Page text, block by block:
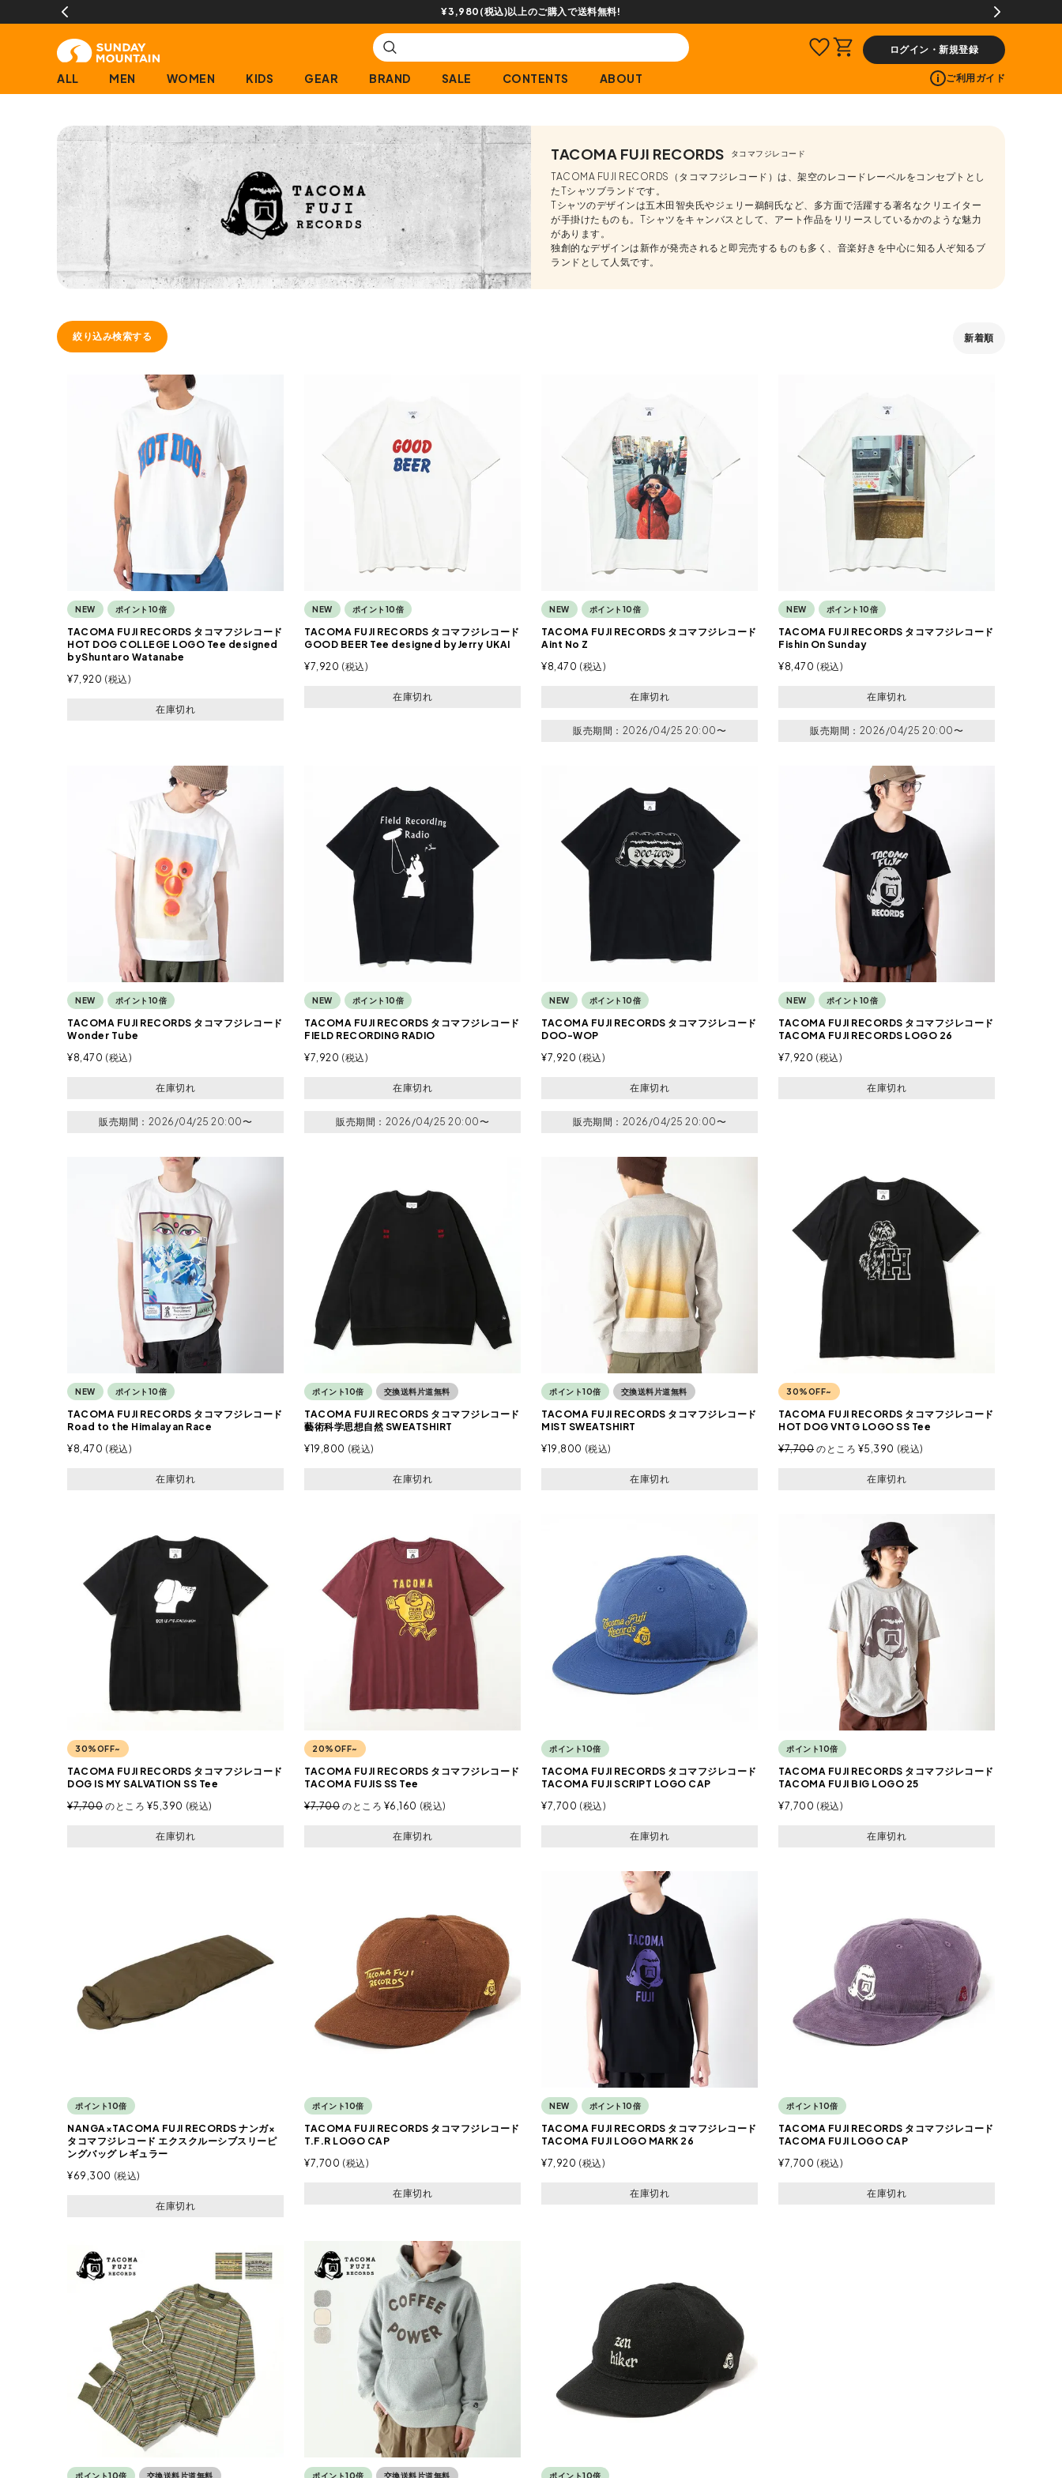
¥3,980(税込)以上のご購入で送料無料!
ログイン・新規登録
ALL MEN WOMEN KIDS GEAR BRAND SALE CONTENTS ABOUT ご利用ガイド
TACOMA FUJI RECORDS タコマフジレコード
TACOMA FUJI RECORDS（タコマフジレコード）は、架空のレコードレーベルをコンセプトとし
たTシャツブランドです。
Tシャツのデザインは五木田智央氏やジェリー鵜飼氏など、多方面で活躍する著名なクリエイター
が手掛けたものも。Tシャツをキャンバスとして、アート作品をリリースしているかのような魅力
があります。
独創的なデザインは新作が発売されると即完売するものも多く、音楽好きを中心に知る人ぞ知るブ
ランドとして人気です。
絞り込み検索する 新着順
NEW ポイント10倍
TACOMA FUJI RECORDS タコマフジレコード
HOT DOG COLLEGE LOGO Tee designed
byShuntaro Watanabe
¥7,920 税込
在庫切れ
NEW ポイント10倍
TACOMA FUJI RECORDS タコマフジレコード
GOOD BEER Tee designed byJerry UKAI
¥7,920 税込
在庫切れ
NEW ポイント10倍
TACOMA FUJI RECORDS タコマフジレコード
Aint No Z
¥8,470 税込
在庫切れ
販売期間 2026/04/25 20:00〜
NEW ポイント10倍
TACOMA FUJI RECORDS タコマフジレコード
Fishin On Sunday
¥8,470 税込
在庫切れ
販売期間 2026/04/25 20:00〜
NEW ポイント10倍
TACOMA FUJI RECORDS タコマフジレコード
Wonder Tube
¥8,470 税込
在庫切れ
販売期間 2026/04/25 20:00〜
NEW ポイント10倍
TACOMA FUJI RECORDS タコマフジレコード
FIELD RECORDING RADIO
¥7,920 税込
在庫切れ
販売期間 2026/04/25 20:00〜
NEW ポイント10倍
TACOMA FUJI RECORDS タコマフジレコード
DOO-WOP
¥7,920 税込
在庫切れ
販売期間 2026/04/25 20:00〜
NEW ポイント10倍
TACOMA FUJI RECORDS タコマフジレコード
TACOMA FUJI RECORDS LOGO 26
¥7,920 税込
在庫切れ
NEW ポイント10倍
TACOMA FUJI RECORDS タコマフジレコード
Road to the Himalayan Race
¥8,470 税込
在庫切れ
ポイント10倍 交換送料片道無料
TACOMA FUJI RECORDS タコマフジレコード
藝術科学思想自然 SWEATSHIRT
¥19,800 税込
在庫切れ
ポイント10倍 交換送料片道無料
TACOMA FUJI RECORDS タコマフジレコード
MIST SWEATSHIRT
¥19,800 税込
在庫切れ
30%OFF~
TACOMA FUJI RECORDS タコマフジレコード
HOT DOG VNTG LOGO SS Tee
¥7,700 のところ ¥5,390 税込
在庫切れ
30%OFF~
TACOMA FUJI RECORDS タコマフジレコード
DOG IS MY SALVATION SS Tee
¥7,700 のところ ¥5,390 税込
在庫切れ
20%OFF~
TACOMA FUJI RECORDS タコマフジレコード
TACOMA FUJIS SS Tee
¥7,700 のところ ¥6,160 税込
在庫切れ
ポイント10倍
TACOMA FUJI RECORDS タコマフジレコード
TACOMA FUJI SCRIPT LOGO CAP
¥7,700 税込
在庫切れ
ポイント10倍
TACOMA FUJI RECORDS タコマフジレコード
TACOMA FUJI BIG LOGO 25
¥7,700 税込
在庫切れ
ポイント10倍
NANGA×TACOMA FUJI RECORDS ナンガ×
タコマフジレコード エクスクルーシブスリーピ
ングバッグ レギュラー
¥69,300 税込
在庫切れ
ポイント10倍
TACOMA FUJI RECORDS タコマフジレコード
T.F.R LOGO CAP
¥7,700 税込
在庫切れ
NEW ポイント10倍
TACOMA FUJI RECORDS タコマフジレコード
TACOMA FUJI LOGO MARK 26
¥7,920 税込
在庫切れ
ポイント10倍
TACOMA FUJI RECORDS タコマフジレコード
TACOMA FUJI LOGO CAP
¥7,700 税込
在庫切れ
ポイント10倍 交換送料片道無料 ポイント10倍 交換送料片道無料 ポイント10倍